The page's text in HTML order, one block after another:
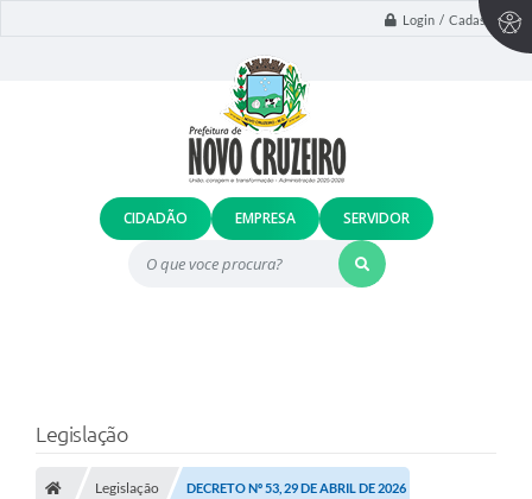
Login / Cadastro
O que voce procura?
CIDADÃO EMPRESA SERVIDOR
Legislação
Legislação DECRETO Nº 53, 29 DE ABRIL DE 2026